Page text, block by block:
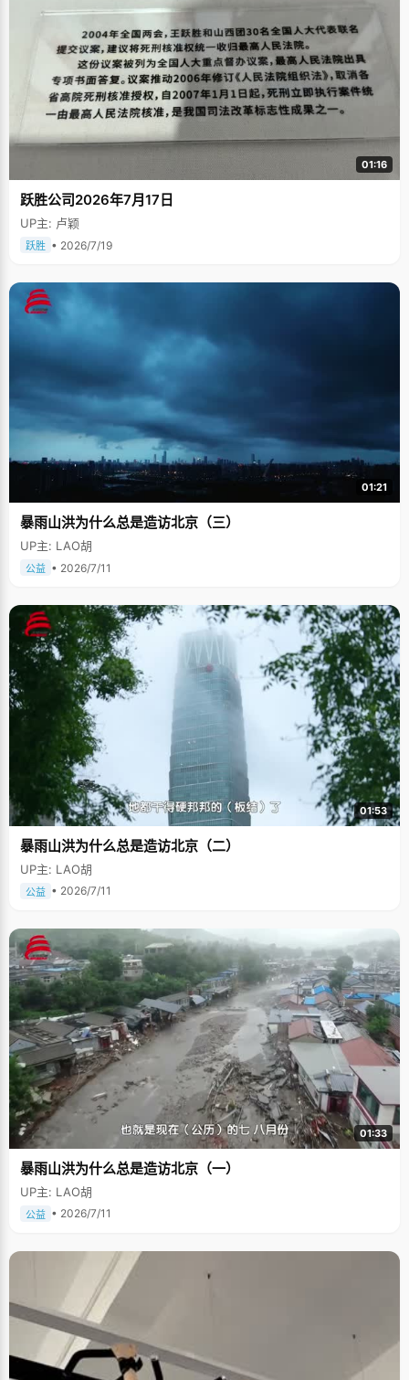
01:16
跃胜公司2026年7月17日
UP主: 卢颖
跃胜 • 2026/7/19
01:21
暴雨山洪为什么总是造访北京（三）
UP主: LAO胡
公益 • 2026/7/11
01:53
暴雨山洪为什么总是造访北京（二）
UP主: LAO胡
公益 • 2026/7/11
01:33
暴雨山洪为什么总是造访北京（一）
UP主: LAO胡
公益 • 2026/7/11